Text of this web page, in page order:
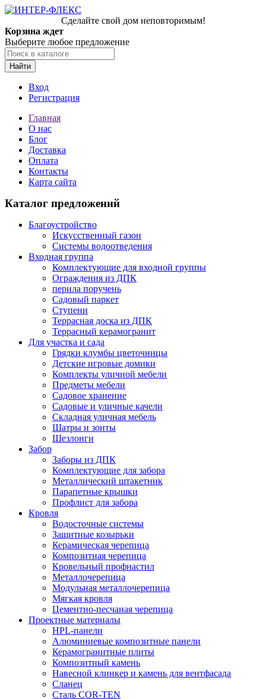
Сделайте свой дом неповторимым!
Корзина ждет
Выберите любое предложение
Найти
Вход
Регистрация
Главная
О нас
Блог
Доставка
Оплата
Контакты
Карта сайта
Каталог предложений
Благоустройство
Искусственный газон
Системы водоотведения
Входная группа
Комплектующие для входной группы
Ограждения из ДПК
перила поручень
Садовый паркет
Ступени
Террасная доска из ДПК
Террасный керамогранит
Для участка и сада
Грядки клумбы цветочницы
Детские игровые домики
Комплекты уличной мебели
Предметы мебели
Садовое хранение
Садовые и уличные качели
Складная уличная мебель
Шатры и зонты
Шезлонги
Забор
Заборы из ДПК
Комплектующие для забора
Металлический штакетник
Парапетные крышки
Профлист для забора
Кровля
Водосточные системы
Защитные козырьки
Керамическая черепица
Композитная черепица
Кровельный профнастил
Металлочерепица
Модульная металлочерепица
Мягкая кровля
Цементно-песчаная черепица
Проектные материалы
HPL-панели
Алюминиевые композитные панели
Керамогранитные плиты
Композитный камень
Навесной клинкер и камень для вентфасада
Сланец
Сталь COR-TEN